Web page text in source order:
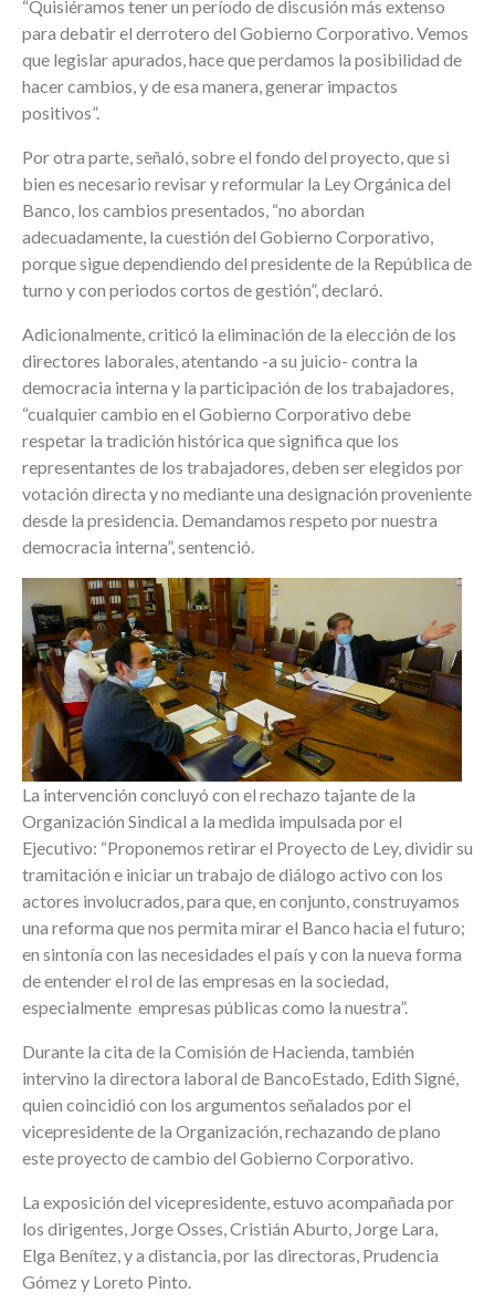
“Quisiéramos tener un período de discusión más extenso
para debatir el derrotero del Gobierno Corporativo. Vemos
que legislar apurados, hace que perdamos la posibilidad de
hacer cambios, y de esa manera, generar impactos
positivos”.
Por otra parte, señaló, sobre el fondo del proyecto, que si
bien es necesario revisar y reformular la Ley Orgánica del
Banco, los cambios presentados, “no abordan
adecuadamente, la cuestión del Gobierno Corporativo,
porque sigue dependiendo del presidente de la República de
turno y con periodos cortos de gestión”, declaró.
Adicionalmente, criticó la eliminación de la elección de los
directores laborales, atentando -a su juicio- contra la
democracia interna y la participación de los trabajadores,
“cualquier cambio en el Gobierno Corporativo debe
respetar la tradición histórica que significa que los
representantes de los trabajadores, deben ser elegidos por
votación directa y no mediante una designación proveniente
desde la presidencia. Demandamos respeto por nuestra
democracia interna”, sentenció.
La intervención concluyó con el rechazo tajante de la
Organización Sindical a la medida impulsada por el
Ejecutivo: “Proponemos retirar el Proyecto de Ley, dividir su
tramitación e iniciar un trabajo de diálogo activo con los
actores involucrados, para que, en conjunto, construyamos
una reforma que nos permita mirar el Banco hacia el futuro;
en sintonía con las necesidades el país y con la nueva forma
de entender el rol de las empresas en la sociedad,
especialmente empresas públicas como la nuestra”.
Durante la cita de la Comisión de Hacienda, también
intervino la directora laboral de BancoEstado, Edith Signé,
quien coincidió con los argumentos señalados por el
vicepresidente de la Organización, rechazando de plano
este proyecto de cambio del Gobierno Corporativo.
La exposición del vicepresidente, estuvo acompañada por
los dirigentes, Jorge Osses, Cristián Aburto, Jorge Lara,
Elga Benítez, y a distancia, por las directoras, Prudencia
Gómez y Loreto Pinto.